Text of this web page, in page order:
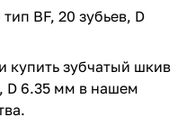
BF, 20 зубьев, D
купить зубчатый шкив
D 6.35 мм в нашем